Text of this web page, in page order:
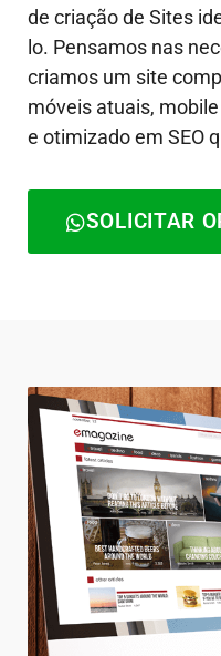
de criação de Sites
lo. Pensamos nas
criamos um site
móveis atuais,
e otimizado em SEO
SOLICITAR